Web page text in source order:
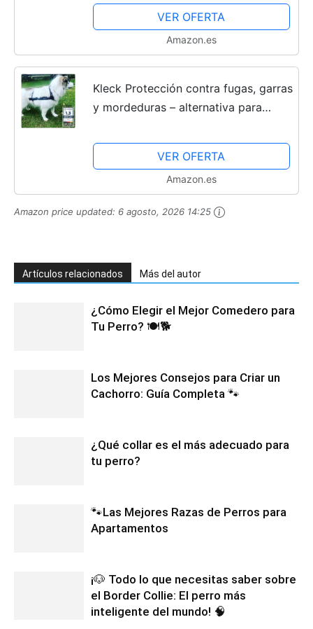
| Complemento Vitamínico...
VER OFERTA
Amazon.es
Kleck Protección contra fugas, garras
y mordeduras – alternativa para
VER OFERTA
Amazon.es
Amazon price updated: 6 agosto, 2026 14:25
Artículos relacionados Más del autor
¿Cómo Elegir el Mejor Comedero para
Tu Perro? 🍽️🐕
Los Mejores Consejos para Criar un
Cachorro: Guía Completa 🐾
¿Qué collar es el más adecuado para
tu perro?
🐾Las Mejores Razas de Perros para
Apartamentos
¡🐶 Todo lo que necesitas saber sobre
el Border Collie: El perro más
inteligente del mundo! 🧠